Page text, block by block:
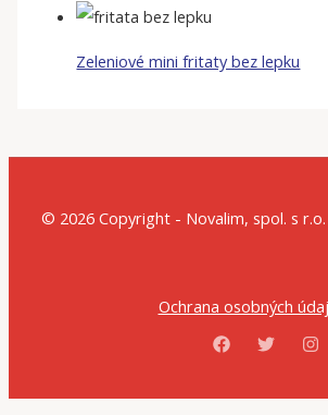
Zeleniové mini fritaty bez lepku
© 2026 Copyright - Novalim, spol. s r.o.
Ochrana osobných